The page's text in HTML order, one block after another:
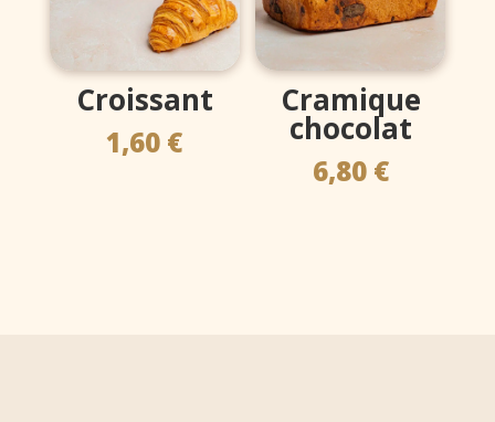
Croissant
1,60 €
Cramique
chocolat
6,80 €